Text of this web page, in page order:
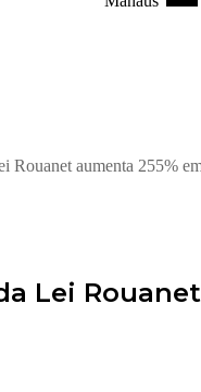
Rouanet aumenta 255%
Lei